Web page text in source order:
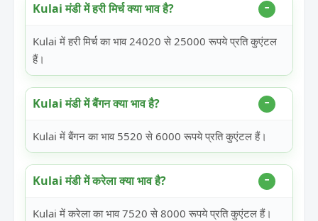
Kulai मंडी में हरी मिर्च क्या भाव है?
Kulai में हरी मिर्च का भाव 24020 से 25000 रूपये प्रति कुएंटल
हैं।
Kulai मंडी में बैंगन क्या भाव है?
Kulai में बैंगन का भाव 5520 से 6000 रूपये प्रति कुएंटल हैं।
Kulai मंडी में करेला क्या भाव है?
Kulai में करेला का भाव 7520 से 8000 रूपये प्रति कुएंटल हैं।